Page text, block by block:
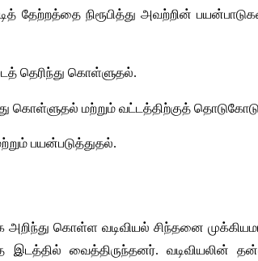
தேற்றத்தை நிரூபித்து அவற்றின்
தெரிந்து கொள்ளுதல்.
கொள்ளுதல் மற்றும் வட்டத்திற்குத்
பயன்படுத்துதல்.
அறிந்து கொள்ள வடிவியல் சிந்தனை
இடத்தில் வைத்திருந்தனர்.